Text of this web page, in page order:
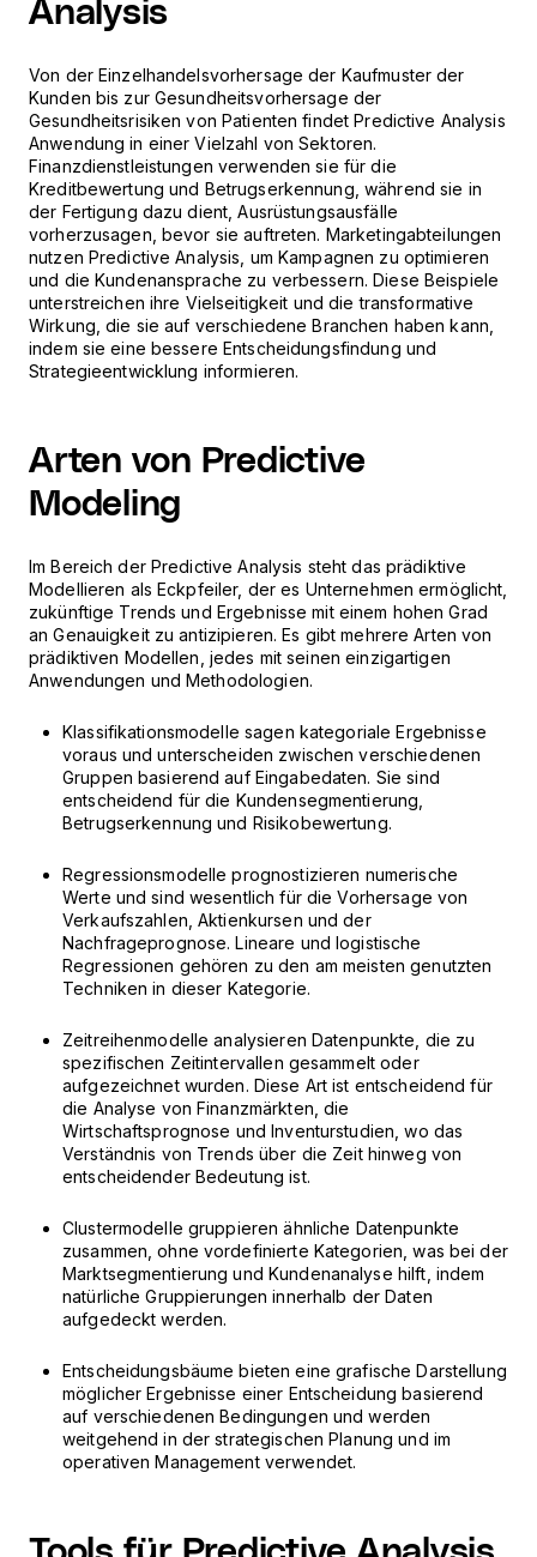
Analysis
Von der Einzelhandelsvorhersage der Kaufmuster der
Kunden bis zur Gesundheitsvorhersage der
Gesundheitsrisiken von Patienten findet Predictive Analysis
Anwendung in einer Vielzahl von Sektoren.
Finanzdienstleistungen verwenden sie für die
Kreditbewertung und Betrugserkennung, während sie in
der Fertigung dazu dient, Ausrüstungsausfälle
vorherzusagen, bevor sie auftreten. Marketingabteilungen
nutzen Predictive Analysis, um Kampagnen zu optimieren
und die Kundenansprache zu verbessern. Diese Beispiele
unterstreichen ihre Vielseitigkeit und die transformative
Wirkung, die sie auf verschiedene Branchen haben kann,
indem sie eine bessere Entscheidungsfindung und
Strategieentwicklung informieren.
Arten von Predictive
Modeling
Im Bereich der Predictive Analysis steht das prädiktive
Modellieren als Eckpfeiler, der es Unternehmen ermöglicht,
zukünftige Trends und Ergebnisse mit einem hohen Grad
an Genauigkeit zu antizipieren. Es gibt mehrere Arten von
prädiktiven Modellen, jedes mit seinen einzigartigen
Anwendungen und Methodologien.
Klassifikationsmodelle sagen kategoriale Ergebnisse
voraus und unterscheiden zwischen verschiedenen
Gruppen basierend auf Eingabedaten. Sie sind
entscheidend für die Kundensegmentierung,
Betrugserkennung und Risikobewertung.
Regressionsmodelle prognostizieren numerische
Werte und sind wesentlich für die Vorhersage von
Verkaufszahlen, Aktienkursen und der
Nachfrageprognose. Lineare und logistische
Regressionen gehören zu den am meisten genutzten
Techniken in dieser Kategorie.
Zeitreihenmodelle analysieren Datenpunkte, die zu
spezifischen Zeitintervallen gesammelt oder
aufgezeichnet wurden. Diese Art ist entscheidend für
die Analyse von Finanzmärkten, die
Wirtschaftsprognose und Inventurstudien, wo das
Verständnis von Trends über die Zeit hinweg von
entscheidender Bedeutung ist.
Clustermodelle gruppieren ähnliche Datenpunkte
zusammen, ohne vordefinierte Kategorien, was bei der
Marktsegmentierung und Kundenanalyse hilft, indem
natürliche Gruppierungen innerhalb der Daten
aufgedeckt werden.
Entscheidungsbäume bieten eine grafische Darstellung
möglicher Ergebnisse einer Entscheidung basierend
auf verschiedenen Bedingungen und werden
weitgehend in der strategischen Planung und im
operativen Management verwendet.